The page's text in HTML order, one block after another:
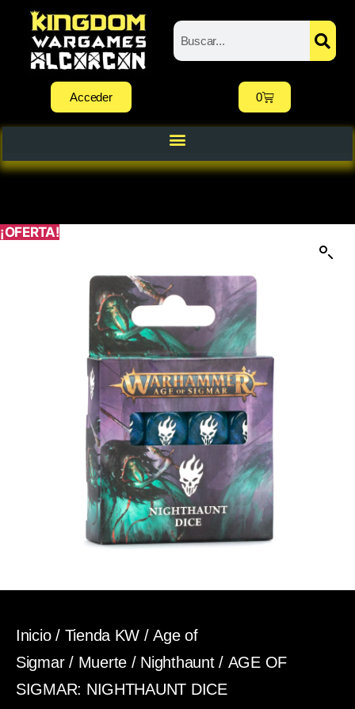
Acceder 0
¡OFERTA!
Inicio/ Tienda KW /Age of
Sigmar/ Muerte/ Nighthaunt/ AGE OF
SIGMAR: NIGHTHAUNT DICE